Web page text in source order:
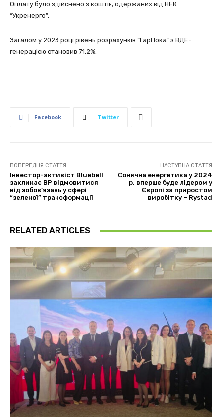
Оплату було здійснено з коштів, одержаних від НЕК
“Укренерго”.
Загалом у 2023 році рівень розрахунків “ГарПока” з ВДЕ-
генерацією становив 71,2%.
Facebook Twitter
ПОПЕРЕДНЯ СТАТТЯ
Інвестор-активіст Bluebell
закликає BP відмовитися
від зобов’язань у сфері
“зеленої” трансформації
НАСТУПНА СТАТТЯ
Сонячна енергетика у 2024
р. вперше буде лідером у
Європі за приростом
виробітку – Rystad
RELATED ARTICLES